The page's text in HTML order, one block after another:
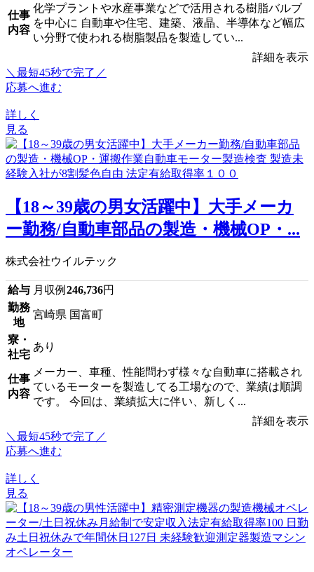
仕事
内容
化学プラントや水産事業などで活用される樹脂バルブ
を中心に 自動車や住宅、建築、液晶、半導体など幅広
い分野で使われる樹脂製品を製造してい...
詳細を表示
＼最短45秒で完了／
応募へ進む
詳しく
見る
【18～39歳の男女活躍中】大手メーカ
ー勤務/自動車部品の製造・機械OP・...
株式会社ウイルテック
給与 月収例 246,736円
勤務
地
宮崎県 国富町
寮・
社宅
あり
仕事
内容
メーカー、車種、性能問わず様々な自動車に搭載され
ているモーターを製造してる工場なので、業績は順調
です。 今回は、業績拡大に伴い、新しく...
詳細を表示
＼最短45秒で完了／
応募へ進む
詳しく
見る